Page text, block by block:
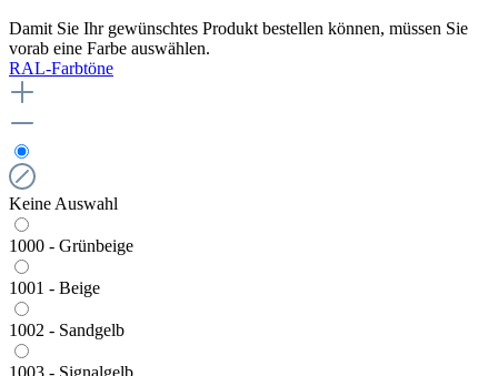
Damit Sie Ihr gewünschtes Produkt bestellen können, müssen Sie
vorab eine Farbe auswählen.
RAL-Farbtöne
Keine Auswahl
1000 - Grünbeige
1001 - Beige
1002 - Sandgelb